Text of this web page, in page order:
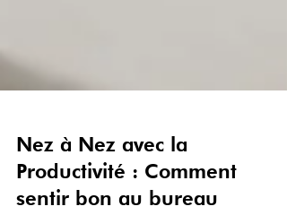
Nez à Nez avec la